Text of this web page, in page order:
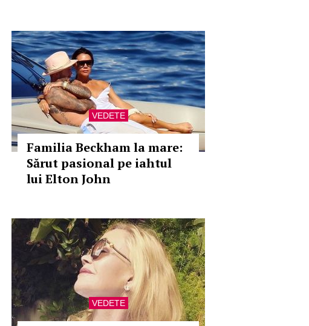
VEDETE
Familia Beckham la mare:
Sărut pasional pe iahtul
lui Elton John
VEDETE